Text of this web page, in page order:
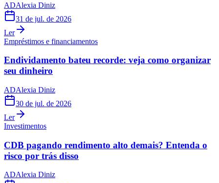
ADAlexia Diniz
31 de jul. de 2026
Ler
Empréstimos e financiamentos
Endividamento bateu recorde: veja como organizar
seu dinheiro
ADAlexia Diniz
30 de jul. de 2026
Ler
Investimentos
CDB pagando rendimento alto demais? Entenda o
risco por trás disso
ADAlexia Diniz